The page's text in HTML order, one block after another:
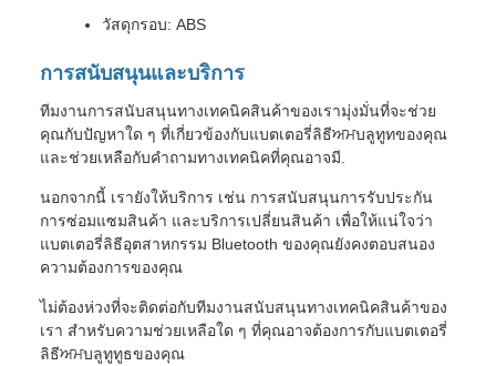
วัสดุกรอบ: ABS
การสนับสนุนและบริการ
ทีมงานการสนับสนุนทางเทคนิคสินค้าของเรามุ่งมั่นที่จะช่วย
คุณกับปัญหาใด ๆ ที่เกี่ยวข้องกับแบตเตอรี่ลิธีਅਮบลูทูทของคุณ
และช่วยเหลือกับคําถามทางเทคนิคที่คุณอาจมี.
นอกจากนี้ เรายังให้บริการ เช่น การสนับสนุนการรับประกัน
การซ่อมแซมสินค้า และบริการเปลี่ยนสินค้า เพื่อให้แน่ใจว่า
แบตเตอรี่ลิธีอุตสาหกรรม Bluetooth ของคุณยังคงตอบสนอง
ความต้องการของคุณ
ไม่ต้องห่วงที่จะติดต่อกับทีมงานสนับสนุนทางเทคนิคสินค้าของ
เรา สําหรับความช่วยเหลือใด ๆ ที่คุณอาจต้องการกับแบตเตอรี่
ลิธีਅਮบลูทูทูธของคุณ